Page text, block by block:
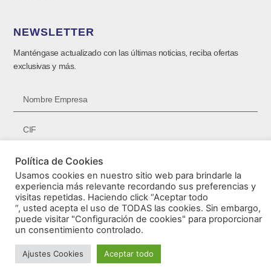
NEWSLETTER
Manténgase actualizado con las últimas noticias, reciba ofertas
exclusivas y más.
SUSCRIBIRSE ⟶
© Accesorios Montecarlo 2026
Política de Cookies
Usamos cookies en nuestro sitio web para brindarle la
experiencia más relevante recordando sus preferencias y
visitas repetidas. Haciendo click “Aceptar todo
”, usted acepta el uso de TODAS las cookies. Sin embargo,
puede visitar "Configuración de cookies" para proporcionar
un consentimiento controlado.
Ajustes Cookies Aceptar todo